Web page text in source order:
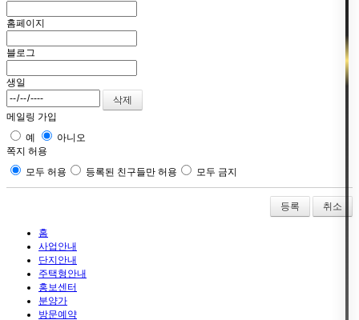
홈페이지
블로그
생일
메일링 가입
예
아니오
쪽지 허용
모두 허용
등록된 친구들만 허용 모두 금지
취소
홈
사업안내
단지안내
주택형안내
홍보센터
분양가
방문예약